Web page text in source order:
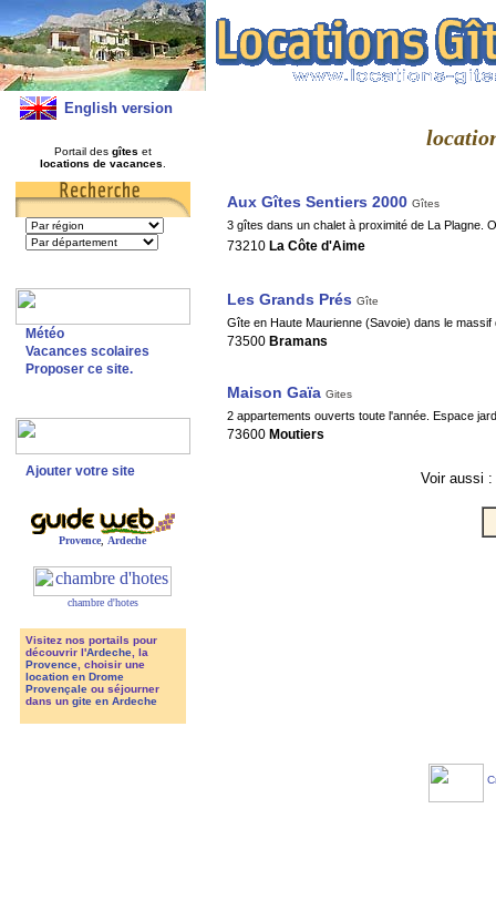
English version
Portail des gîtes et
locations de vacances
Météo
Vacances scolaires
Proposer ce site.
Ajouter votre site
Provence Ardeche
chambre d'hotes
Visitez nos portails pour
découvrir l'Ardeche, la
Provence, choisir une
location en Drome
Provençaleou séjourner
dans un gite en Ardeche
Aux Gîtes Sentiers 2000 Gîtes
3 gîtes dans un chalet à proximité de La Plagne.
73210 La Côte d'Aime
Les Grands Prés Gîte
Gîte en Haute Maurienne (Savoie) dans le massif
73500 Bramans
Maison Gaïa Gites
2 appartements ouverts toute l'année. Espace
73600 Moutiers
Voir aussi :